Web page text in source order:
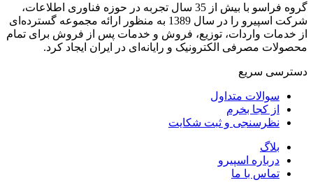
گروه فراسو با بیش از 35 سال تجربه در حوزه فناوری اطلاعات،
شرکت اسپیرو را در سال 1389 به منظور ارائه مجموعه گسترده‌ای
از خدمات واردات، توزیع، فروش و خدمات پس از فروش برای تمام
محصولات مصرفی الکترونیک و رایانه‌ای در ایران ایجاد کرد.
دسترسی‌ سریع
سوالات متداول
از کجا بخرم
نظرسنجی و ثبت شکایت
بلاگ
درباره اسپیرو
تماس با ما